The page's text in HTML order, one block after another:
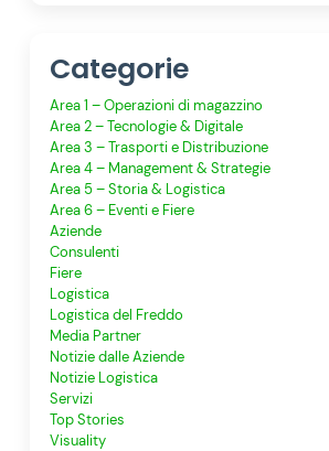
Categorie
Area 1 – Operazioni di magazzino
Area 2 – Tecnologie & Digitale
Area 3 – Trasporti e Distribuzione
Area 4 – Management & Strategie
Area 5 – Storia & Logistica
Area 6 – Eventi e Fiere
Aziende
Consulenti
Fiere
Logistica
Logistica del Freddo
Media Partner
Notizie dalle Aziende
Notizie Logistica
Servizi
Top Stories
Visuality